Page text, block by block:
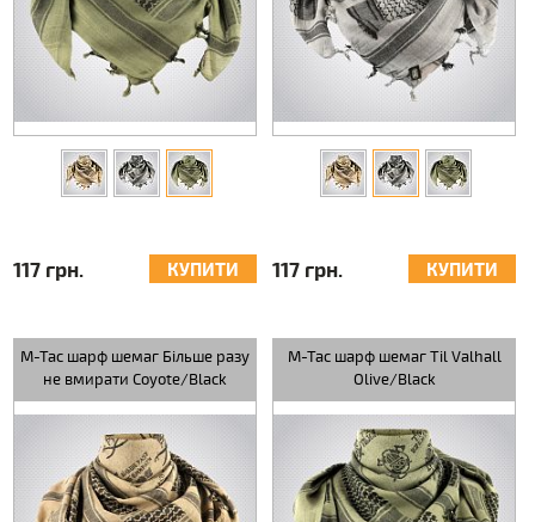
117 грн. КУПИТИ 117 грн. КУПИТИ
M-Tac шарф шемаг Більше разу
не вмирати Coyote/Black
M-Tac шарф шемаг Til Valhall
Olive/Black